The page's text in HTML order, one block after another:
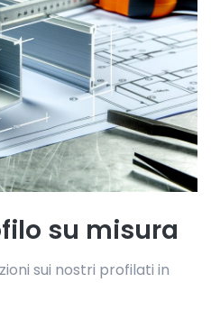
su misura
sui nostri profilati in